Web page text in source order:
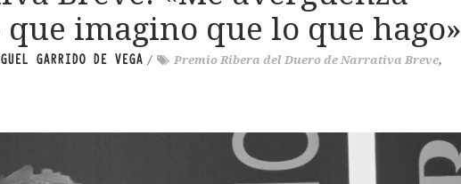
que imagino que lo que hago»
GARRIDO DE VEGA / Premio Ribera del Duero de Narrativa Breve,